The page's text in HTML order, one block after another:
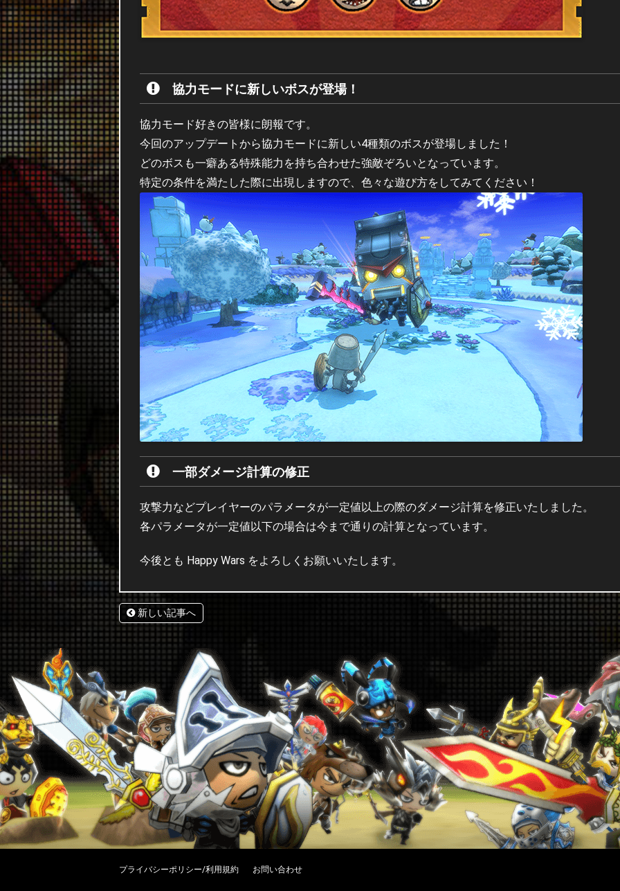
協力モードに新しいボスが登場！
協力モード好きの皆様に朗報です。
今回のアップデートから協力モードに新しい4種類のボスが登場しました！
どのボスも一癖ある特殊能力を持ち合わせた強敵ぞろいとなっています。
特定の条件を満たした際に出現しますので、色々な遊び方をしてみてください！
一部ダメージ計算の修正
攻撃力などプレイヤーのパラメータが一定値以上の際のダメージ計算を修正いたしました。
各パラメータが一定値以下の場合は今まで通りの計算となっています。
今後とも Happy Wars をよろしくお願いいたします。
新しい記事へ
プライバシーポリシー/利用規約 お問い合わせ